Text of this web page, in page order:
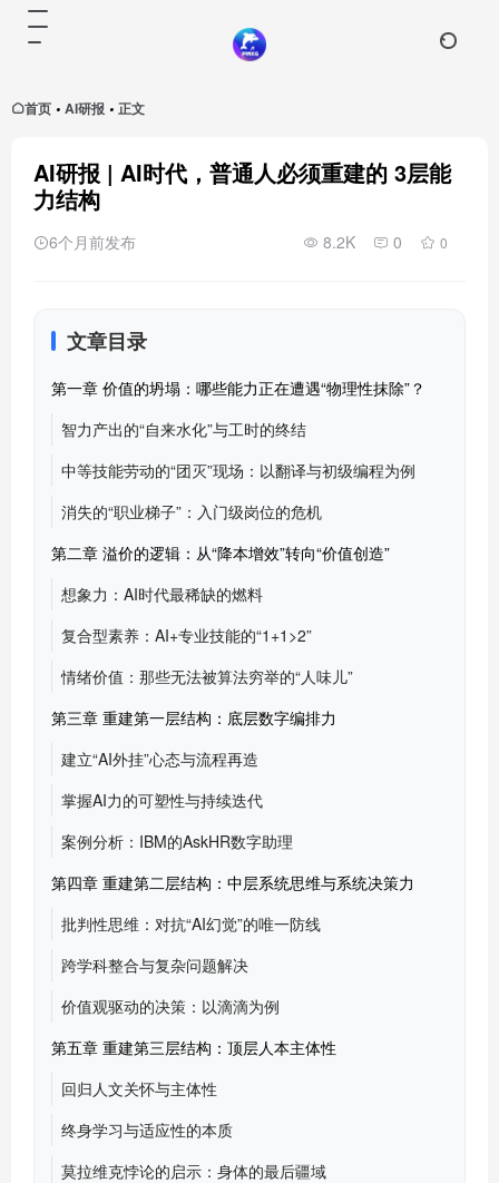
首页 • AI研报 • 正文
AI研报 | AI时代，普通人必须重建的 3层能
力结构
6个月前发布 8.2K 0 0
文章目录
第一章 价值的坍塌：哪些能力正在遭遇“物理性抹除”？
智力产出的“自来水化”与工时的终结
中等技能劳动的“团灭”现场：以翻译与初级编程为例
消失的“职业梯子”：入门级岗位的危机
第二章 溢价的逻辑：从“降本增效”转向“价值创造”
想象力：AI时代最稀缺的燃料
复合型素养：AI+专业技能的“1+1>2”
情绪价值：那些无法被算法穷举的“人味儿”
第三章 重建第一层结构：底层数字编排力
建立“AI外挂”心态与流程再造
掌握AI力的可塑性与持续迭代
案例分析：IBM的AskHR数字助理
第四章 重建第二层结构：中层系统思维与系统决策力
批判性思维：对抗“AI幻觉”的唯一防线
跨学科整合与复杂问题解决
价值观驱动的决策：以滴滴为例
第五章 重建第三层结构：顶层人本主体性
回归人文关怀与主体性
终身学习与适应性的本质
莫拉维克悖论的启示：身体的最后疆域